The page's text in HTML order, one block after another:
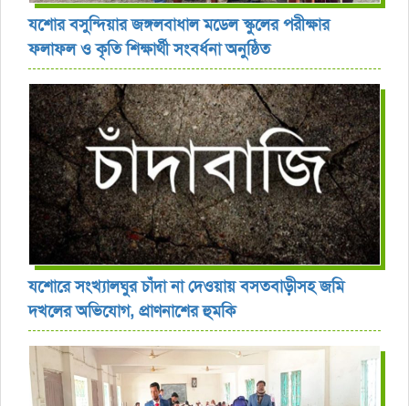
যশোর বসুন্দিয়ার জঙ্গলবাধাল মডেল স্কুলের পরীক্ষার
ফলাফল ও কৃতি শিক্ষার্থী সংবর্ধনা অনুষ্ঠিত
যশোরে সংখ্যালঘুর চাঁদা না দেওয়ায় বসতবাড়ীসহ জমি
দখলের অভিযোগ, প্রাণনাশের হুমকি